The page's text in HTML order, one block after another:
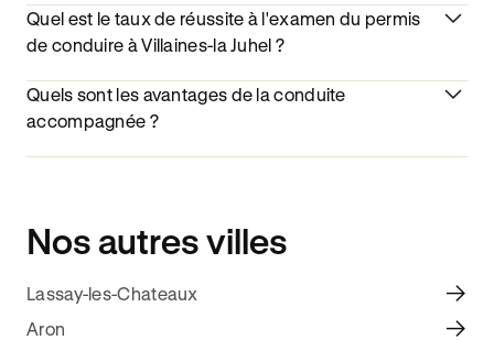
Quel est le taux de réussite à l'examen du permis
de conduire à Villaines-la Juhel ?
Quels sont les avantages de la conduite
accompagnée ?
Nos autres villes
Lassay-les-Chateaux
Aron